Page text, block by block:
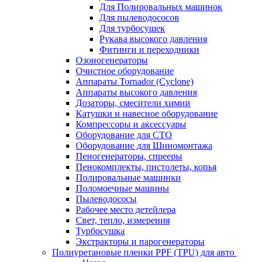
Для Полировальных машинок
Для пылеводососов
Для турбосушек
Рукава высокого давления
Фитинги и переходники
Озоногенераторы
Очистное оборудование
Аппараты Tornador (Cyclone)
Аппараты высокого давления
Дозаторы, смесители химии
Катушки и навесное оборудование
Компрессоры и аксессуары
Оборудование для СТО
Оборудование для Шиномонтажа
Пеногенераторы, спрееры
Пенокомплекты, пистолеты, копья
Полировальные машинки
Поломоечные машины
Пылеводососы
Рабочее место детейлера
Свет, тепло, измерения
Турбосушка
Экстракторы и парогенераторы
Полиуретановые пленки PPF (TPU) для авто